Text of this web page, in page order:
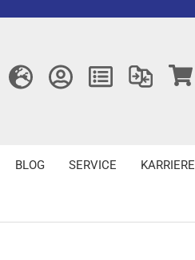
KARRIERE
SERVICE
BLOG